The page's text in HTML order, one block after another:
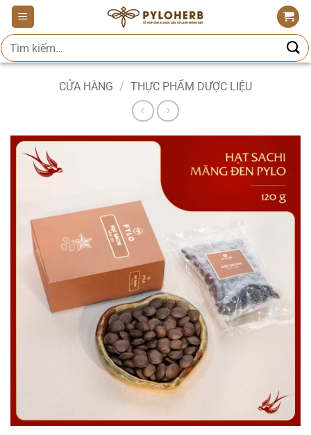
Bỏ
qua
nội
dung
Tìm
kiếm:
CỬA HÀNG / THỰC PHẨM DƯỢC LIỆU